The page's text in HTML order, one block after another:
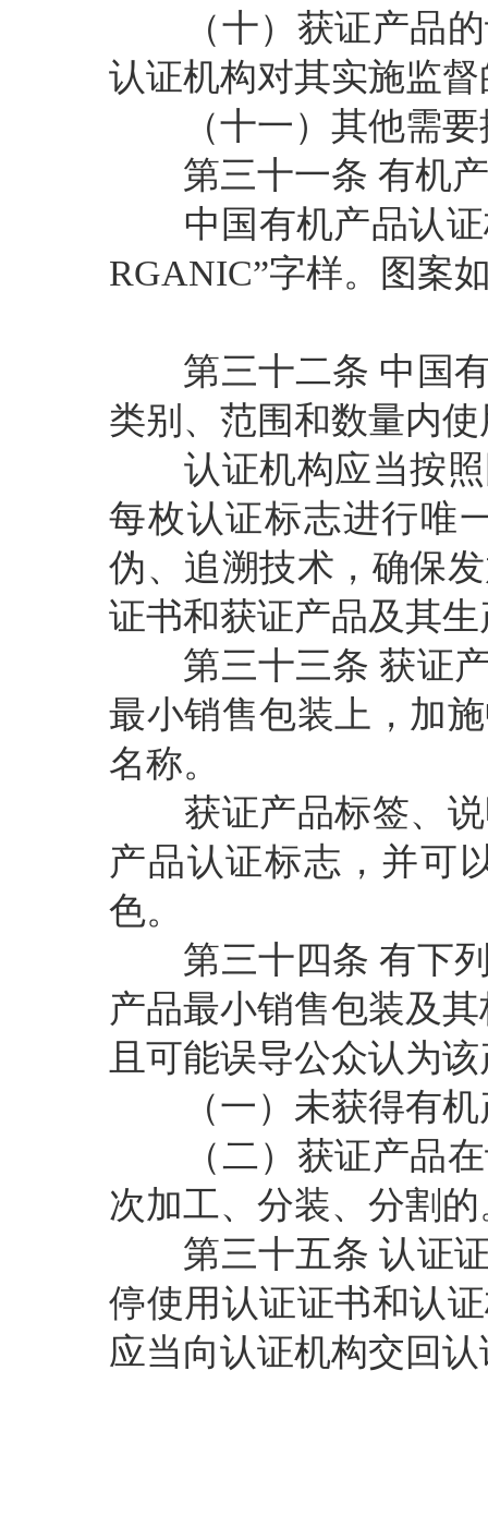
（十）获证产品的
认证机构对其实施监
（十一）其他需要
第三十一条 有机
中国有机产品认证
RGANIC”字样。图案
第三十二条 中国
类别、范围和数量内
认证机构应当按照
每枚认证标志进行唯
伪、追溯技术，确保
证书和获证产品及其
第三十三条 获证
最小销售包装上，加
名称。
获证产品标签、说
产品认证标志，并可
色。
第三十四条 有下
产品最小销售包装及
且可能误导公众认为
（一）未获得有机
（二）获证产品在
次加工、分装、分割的
第三十五条 认证
停使用认证证书和认
应当向认证机构交回